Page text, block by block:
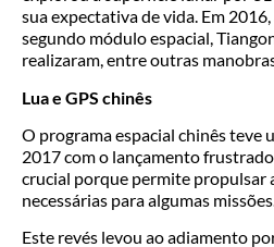
sua expectativa de vida. Em
segundo módulo espacial,
realizaram, entre outras
Lua e GPS chinês
O programa espacial chinês teve
2017 com o lançamento
crucial porque permite propulsar
necessárias para algumas
Este revés levou ao adiamento